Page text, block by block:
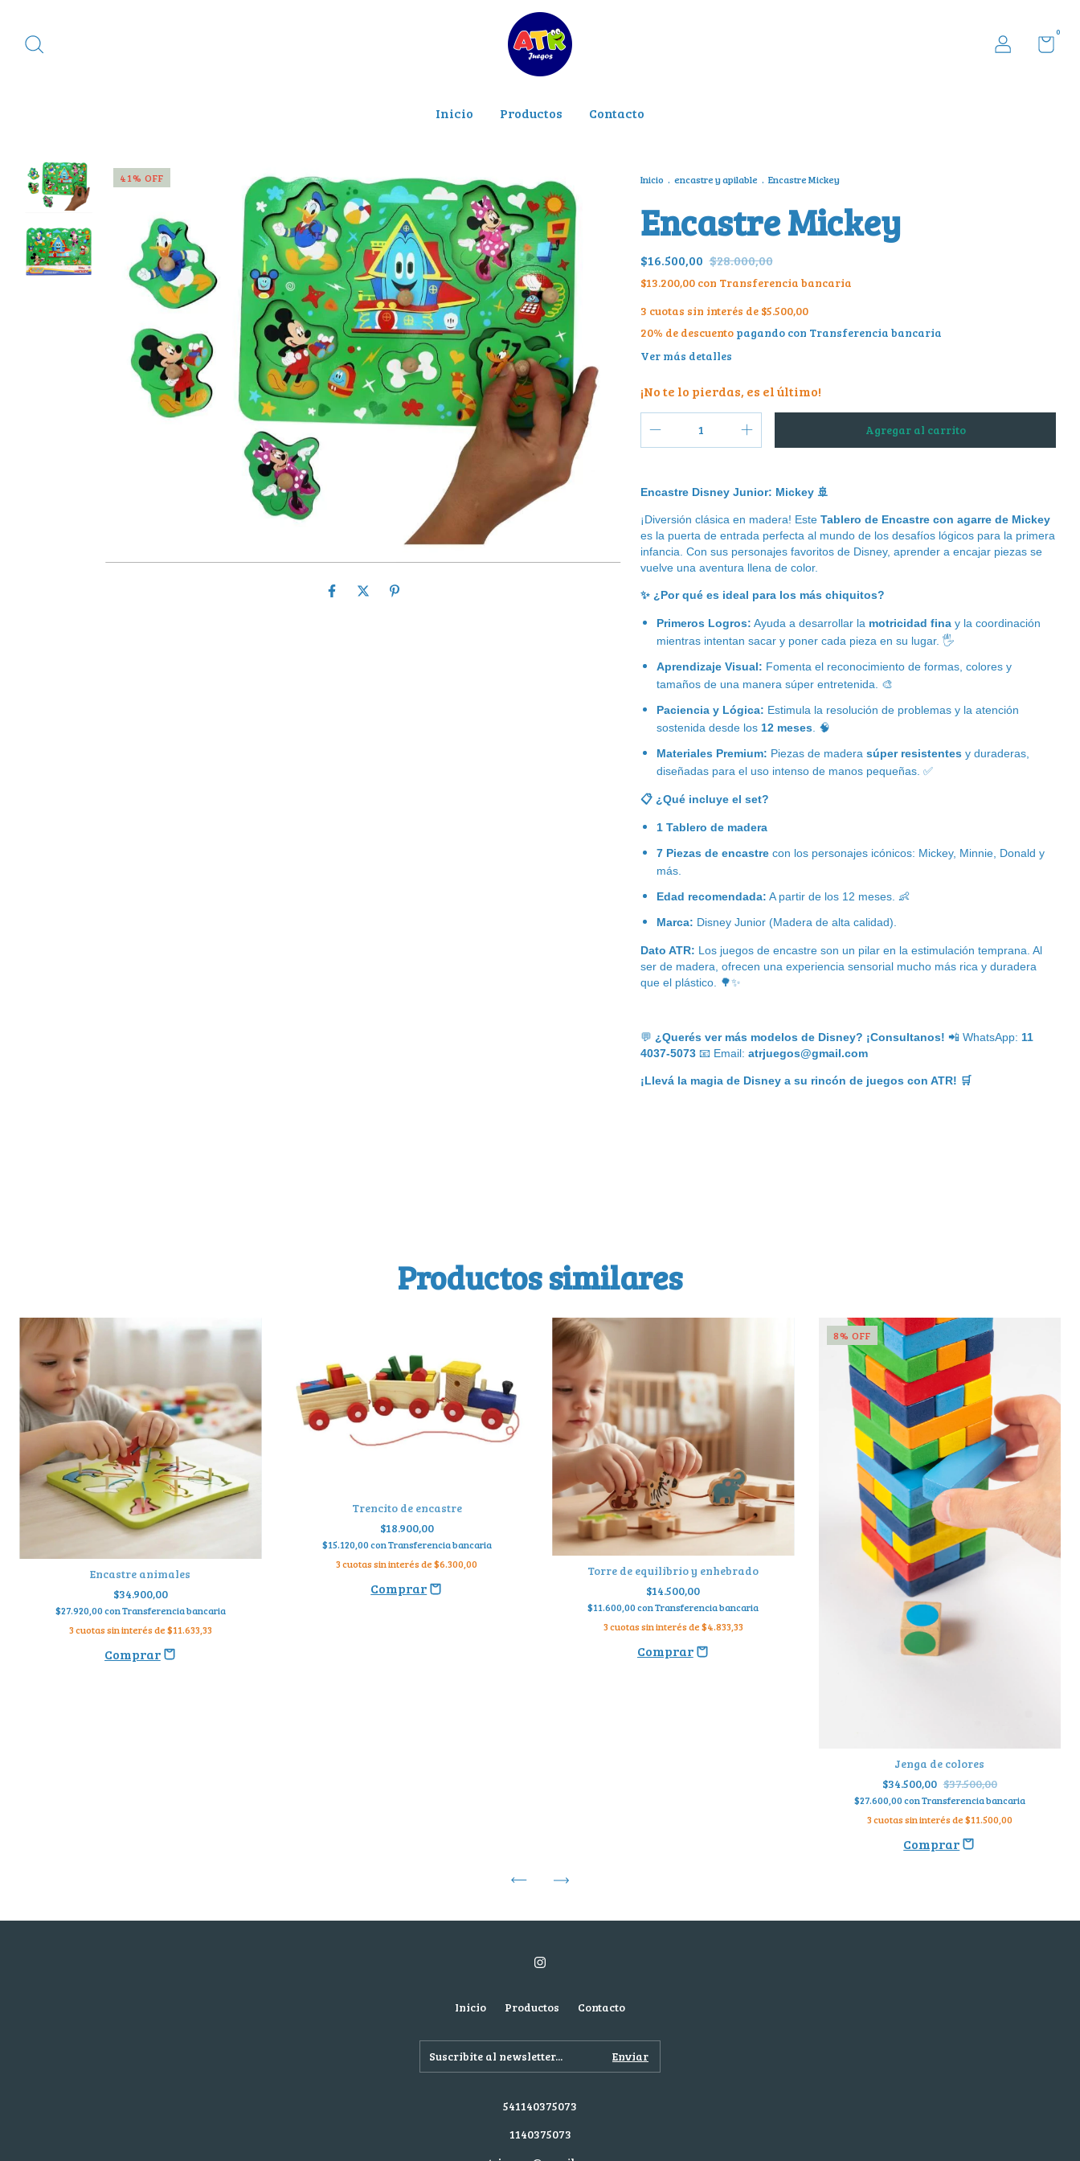
0
Inicio Productos Contacto
41% OFF Inicio . encastre y apilable . Encastre Mickey
Encastre Mickey
$16.500,00 $28.000,00
$13.200,00 con Transferencia bancaria
3 cuotas sin interés de $5.500,00
20% de descuentopagando con Transferencia bancaria
Ver más detalles
¡No te lo pierdas, es el último!
Encastre Disney Junior: Mickey 🚢
¡Diversión clásica en madera! Este Tablero de Encastre con agarre de Mickey
es la puerta de entrada perfecta al mundo de los desafíos lógicos para la primera
infancia. Con sus personajes favoritos de Disney, aprender a encajar piezas se
vuelve una aventura llena de color.
✨¿Por qué es ideal para los más chiquitos?
Primeros Logros: Ayuda a desarrollar la motricidad finay la coordinación
mientras intentan sacar y poner cada pieza en su lugar. 🖐
Aprendizaje Visual: Fomenta el reconocimiento de formas, colores y
tamaños de una manera súper entretenida. 🎨
Paciencia y Lógica: Estimula la resolución de problemas y la atención
sostenida desde los 12 meses. 🧠
Materiales Premium: Piezas de madera súper resistentesy duraderas,
diseñadas para el uso intenso de manos pequeñas. ✅
📋¿Qué incluye el set?
1 Tablero de madera
7 Piezas de encastrecon los personajes icónicos: Mickey, Minnie, Donald y
más.
Edad recomendada: A partir de los 12 meses. 👶
Marca: Disney Junior (Madera de alta calidad).
Dato ATR: Los juegos de encastre son un pilar en la estimulación temprana. Al
ser de madera, ofrecen una experiencia sensorial mucho más rica y duradera
que el plástico.
🌳✨
💬 ¿Querés ver más modelos de Disney? ¡Consultanos! 📲WhatsApp: 11
4037-5073 📧Email: atrjuegos@gmail.com
¡Llevá la magia de Disney a su rincón de juegos con ATR! 🛒
Productos similares
Encastre animales
$34.900,00
$27.920,00conTransferencia bancaria
3cuotas sin interés de$11.633,33
Trencito de encastre
$18.900,00
$15.120,00conTransferencia bancaria
3 cuotas sin interés de$6.300,00
Torre de equilibrio y enhebrado
$14.500,00
$11.600,00conTransferencia bancaria
3cuotas sin interés de$4.833,33
8% OFF
Jenga de colores
$34.500,00 $37.500,00
$27.600,00conTransferencia bancaria
3cuotas sin interés de$11.500,00
Inicio Productos Contacto
541140375073
1140375073